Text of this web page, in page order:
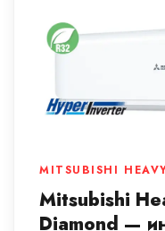
MITSUBISHI
Mitsubishi
Diamond —